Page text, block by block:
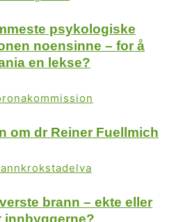
psykologiske
noensinne – for å
en lekse?
om dr Reiner Fuellmich
brann – ekte eller
innbyggerne?